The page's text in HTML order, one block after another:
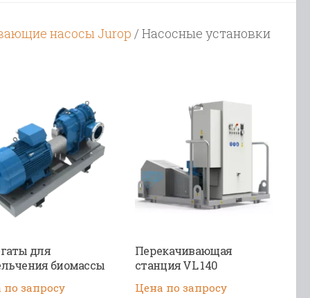
насосы Jurop / Насосные установки
для
биомассы
по запросу
Перекачивающая
станция VL 140
Цена по запросу